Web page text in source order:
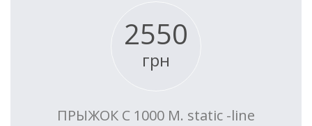
2550
грн
ПРЫЖОК С 1000 М. static -line